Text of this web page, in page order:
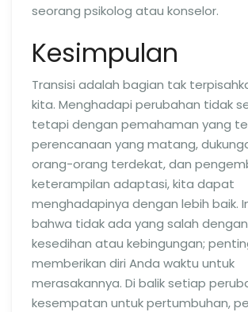
seorang psikolog atau konselor.
Kesimpulan
Transisi adalah bagian tak
kita. Menghadapi perubahan tidak
tetapi dengan pemahaman yang
perencanaan yang matang,
orang-orang terdekat, dan
keterampilan adaptasi, kita dapat
menghadapinya dengan lebih baik.
bahwa tidak ada yang salah
kesedihan atau kebingungan;
memberikan diri Anda waktu untuk
merasakannya. Di balik setiap
kesempatan untuk pertumbuhan,